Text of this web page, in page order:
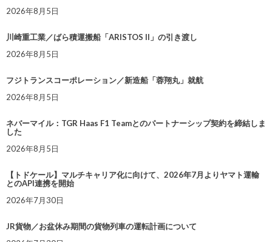
2026年8月5日
川崎重工業／ばら積運搬船「ARISTOS II」の引き渡し
2026年8月5日
フジトランスコーポレーション／新造船「蓉翔丸」就航
2026年8月5日
ネバーマイル：TGR Haas F1 Teamとのパートナーシップ契約を締結しま
した
2026年8月5日
【トドケール】マルチキャリア化に向けて、2026年7月よりヤマト運輸
とのAPI連携を開始
2026年7月30日
JR貨物／お盆休み期間の貨物列車の運転計画について